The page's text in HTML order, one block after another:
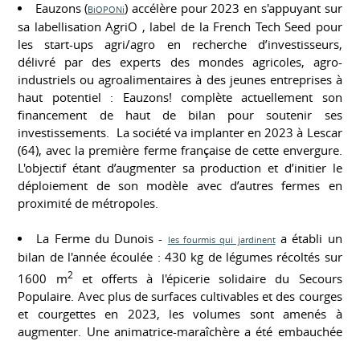
Eauzons (BiOPONi) accélère pour 2023 en s'appuyant sur
sa labellisation AgriO , label de la French Tech Seed pour
les start-ups agri/agro en recherche d’investisseurs,
délivré par des experts des mondes agricoles, agro-
industriels ou agroalimentaires à des jeunes entreprises à
haut potentiel : Eauzons! complète actuellement son
financement de haut de bilan pour soutenir ses
investissements. La société va implanter en 2023 à Lescar
(64), avec la première ferme française de cette envergure.
L'objectif étant d’augmenter sa production et d’initier le
déploiement de son modèle avec d’autres fermes en
proximité de métropoles.
La Ferme du Dunois - les fourmis qui jardinenta établi un
bilan de l'année écoulée : 430 kg de légumes récoltés sur
1600 m2et offerts à l'épicerie solidaire du Secours
Populaire. Avec plus de surfaces cultivables et des courges
et courgettes en 2023, les volumes sont amenés à
augmenter. Une animatrice-maraîchère a été embauchée